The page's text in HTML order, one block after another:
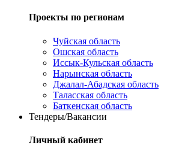
Проекты по регионам
Чуйская область
Ошская область
Иссык-Кульская область
Нарынская область
Джалал-Абадская область
Таласская область
Баткенская область
Тендеры/Вакансии
Личный кабинет